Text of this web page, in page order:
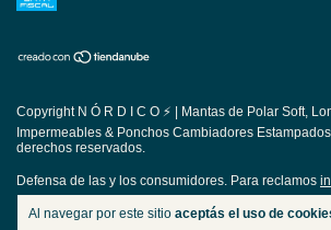
Al navegar por este sitio aceptás el uso de
Copyright N Ó R D I C O ⚡ | Mantas de Polar Soft,
Impermeables & Ponchos Cambiadores
derechos reservados.
Defensa de las y los consumidores. Para reclamos